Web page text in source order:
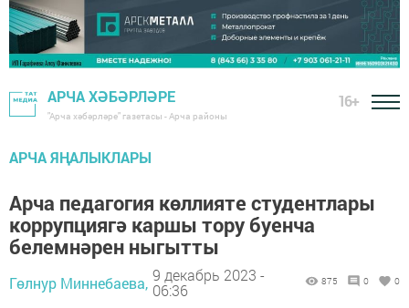
АРЧА ХӘБӘРЛӘРЕ
"Арча хәбәрләре" газетасы - Арча районы
16+
АРЧА ЯҢАЛЫКЛАРЫ
Арча педагогия көллияте студентлары
коррупциягә каршы тору буенча
белемнәрен ныгытты
Гөлнур Миннебаева, 9 декабрь 2023 -
06:36
875 0 0